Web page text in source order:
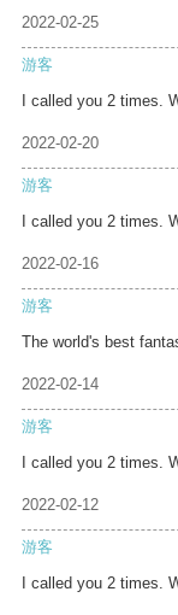
2022-02-25
游客
I called you 2 times.
2022-02-20
游客
I called you 2 times.
2022-02-16
游客
The world's best
2022-02-14
游客
I called you 2 times.
2022-02-12
游客
I called you 2 times.